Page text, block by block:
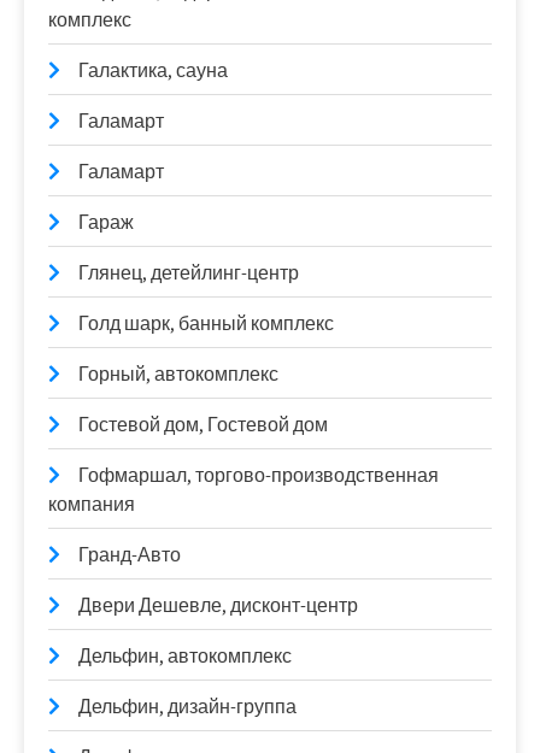
комплекс
Галактика, сауна
Галамарт
Галамарт
Гараж
Глянец, детейлинг-центр
Голд шарк, банный комплекс
Горный, автокомплекс
Гостевой дом, Гостевой дом
Гофмаршал, торгово-производственная
компания
Гранд-Авто
Двери Дешевле, дисконт-центр
Дельфин, автокомплекс
Дельфин, дизайн-группа